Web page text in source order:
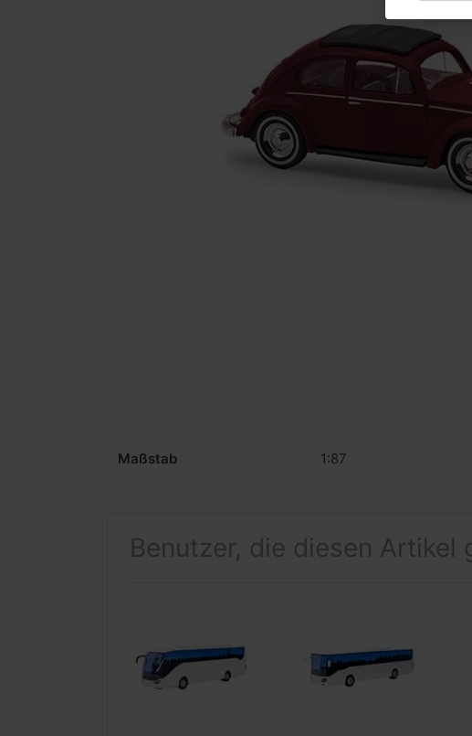
Maßstab 1:87
Benutzer, die diesen